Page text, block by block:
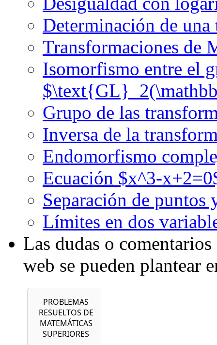
Determinación de
Transformaciones de
Isomorfismo entre el
Grupo de las
Inversa de la
Endomorfismo
Ecuación $x^3-
Separación de puntos
Límites en dos
Las dudas o
web se pueden plantear